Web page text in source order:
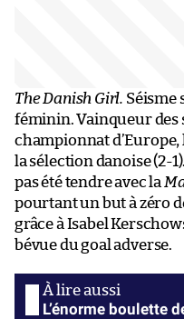
The Danish Girl. Séisme
féminin. Vainqueur des
championnat d’Europe,
la sélection danoise (2-
pas été tendre avec la
pourtant un but à zéro
grâce à Isabel
bévue du goal adverse.
L’énorme boulette